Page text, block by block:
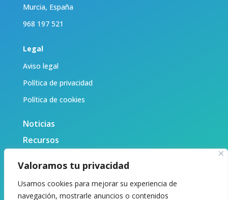
Valoramos tu privacidad
Usamos cookies para mejorar su experiencia de
navegación, mostrarle anuncios o contenidos
Murcia, España
968 197 521
Legal
Aviso legal
Política de privacidad
Política de cookies
Noticias
Recursos
Sobre nosotras
Contacto